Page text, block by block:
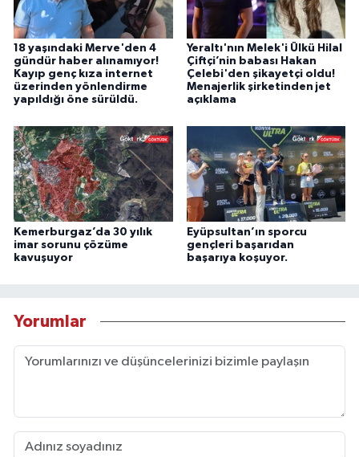
18 yaşındaki Merve'den 4
gündür haber alınamıyor!
Kayıp genç kıza internet
üzerinden yönlendirme
yapıldığı öne sürüldü.
Yeraltı'nın Melek'i Ülkü Hilal
Çiftçi’nin babası Hakan
Çelebi'den şikayetçi oldu!
Menajerlik şirketinden jet
açıklama
Kemerburgaz’da 30 yılık
imar sorunu çözüme
kavuşuyor
Eyüpsultan’ın sporcu
gençleri başarıdan
başarıya koşuyor.
Yorumlar